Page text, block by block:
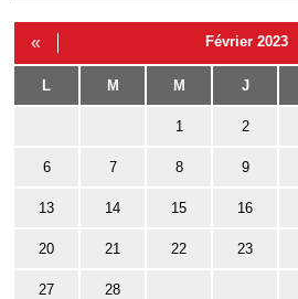
« Février 2023
L M M J
1 2
6 7 8 9
13 14 15 16
20 21 22 23
27 28